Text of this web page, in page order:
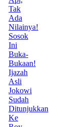
Tak
Ada
Nilainya!
Sosok
Ini
Buka-
Bukaan!
Ijazah
Asli
Jokowi
Sudah
Ditunjukkan
Ke